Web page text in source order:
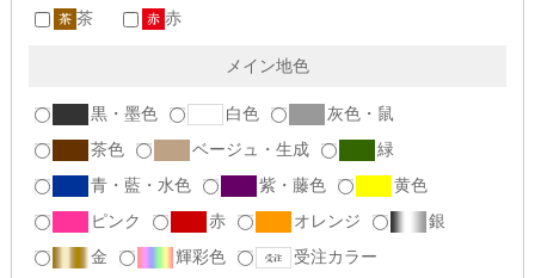
茶
赤
メイン地色
黒・墨色 白色
灰色・鼠
茶色
ベージュ・生成
緑
青・藍・水色
紫・藤色
黄色
ピンク
赤 オレンジ
銀
金
輝彩色 受注カラー